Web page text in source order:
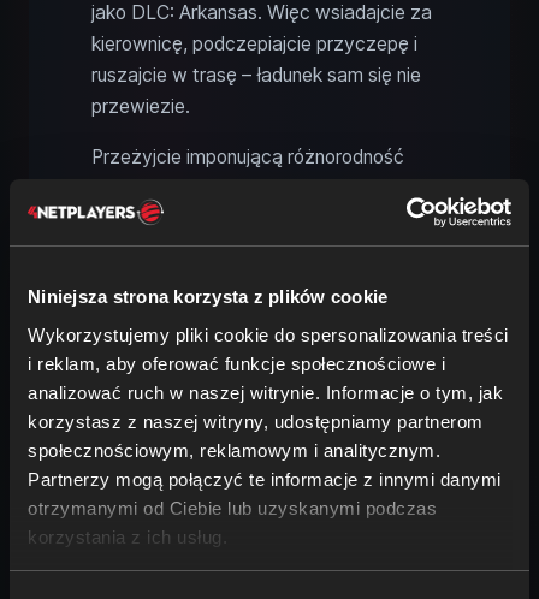
Niniejsza strona korzysta z plików cookie
Wykorzystujemy pliki cookie do spersonalizowania treści
i reklam, aby oferować funkcje społecznościowe i
analizować ruch w naszej witrynie. Informacje o tym, jak
korzystasz z naszej witryny, udostępniamy partnerom
społecznościowym, reklamowym i analitycznym.
Partnerzy mogą połączyć te informacje z innymi danymi
otrzymanymi od Ciebie lub uzyskanymi podczas
korzystania z ich usług.
jako DLC: Arkansas. Więc wsiadajcie za
kierownicę, podczepiajcie przyczepę i
ruszajcie w trasę – ładunek sam się nie
przewiezie.
Przeżyjcie imponującą różnorodność
towary przez cały kraj i cieszcie się
wolnością otwartej drogi. Z własnym
najlepszym doświadczeniem truckingu,
planować indywidualne trasy i wspólnie z
przyjaciółmi prowadzić swoją firmę
przewozową do sukcesu.
Wynajmij teraz serwer American Truck
Simulator